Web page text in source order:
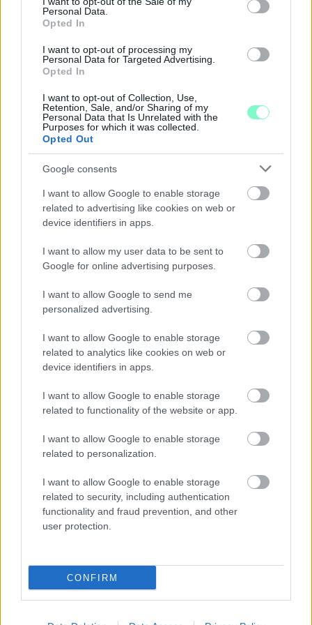
Personal Data.
Opted In
I want to opt-out of processing my
Personal Data for Targeted Advertising.
Opted In
I want to opt-out of Collection, Use,
Retention, Sale, and/or Sharing of my
Personal Data that Is Unrelated with the
Purposes for which it was collected.
Opted Out
Google consents
I want to allow Google to enable storage
related to advertising like cookies on web or
device identifiers in apps.
I want to allow my user data to be sent to
Google for online advertising purposes.
I want to allow Google to send me
personalized advertising.
I want to allow Google to enable storage
related to analytics like cookies on web or
device identifiers in apps.
I want to allow Google to enable storage
related to functionality of the website or app.
I want to allow Google to enable storage
related to personalization.
I want to allow Google to enable storage
related to security, including authentication
functionality and fraud prevention, and other
user protection.
CONFIRM
az átkelőt, az autóbuszok is visszatérnek eredeti útvonalukra.
MEGHIBÁSODOTT TRANSZFORMÁTORT
KÁNIKULA 2026 - ENYHÜL A HŐSÉG, DE MÉG